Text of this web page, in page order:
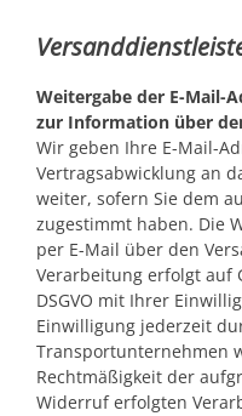
Weitergabe der E-Mail-
zur Information über
Wir geben Ihre E-Mail-
Vertragsabwicklung an
weiter, sofern Sie dem
zugestimmt haben. Die
per E-Mail über den
Verarbeitung erfolgt auf
DSGVO mit Ihrer
Einwilligung jederzeit
Transportunternehmen
Rechtmäßigkeit der
Widerruf erfolgten